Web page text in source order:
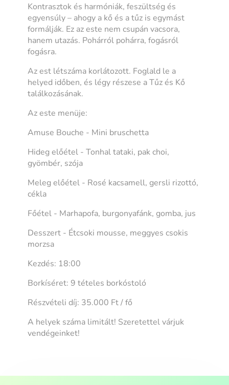
Kontrasztok és harmóniák, feszültség és
egyensúly – ahogy a kő és a tűz is egymást
formálják. Ez az este nem csupán vacsora,
hanem utazás. Pohárról pohárra, fogásról
fogásra.
Az est létszáma korlátozott. Foglald le a
helyed időben, és légy részese a Tűz és Kő
találkozásának.
Az este menüje:
Amuse Bouche - Mini bruschetta
Hideg előétel - Tonhal tataki, pak choi,
gyömbér, szója
Meleg előétel - Rosé kacsamell, gersli rizottó,
cékla
Főétel - Marhapofa, burgonyafánk, gomba, jus
Desszert - Étcsoki mousse, meggyes csokis
morzsa
Kezdés: 18:00
Borkíséret: 9 tételes borkóstoló
Részvételi díj: 35.000 Ft / fő
A helyek száma limitált! Szeretettel várjuk
vendégeinket!